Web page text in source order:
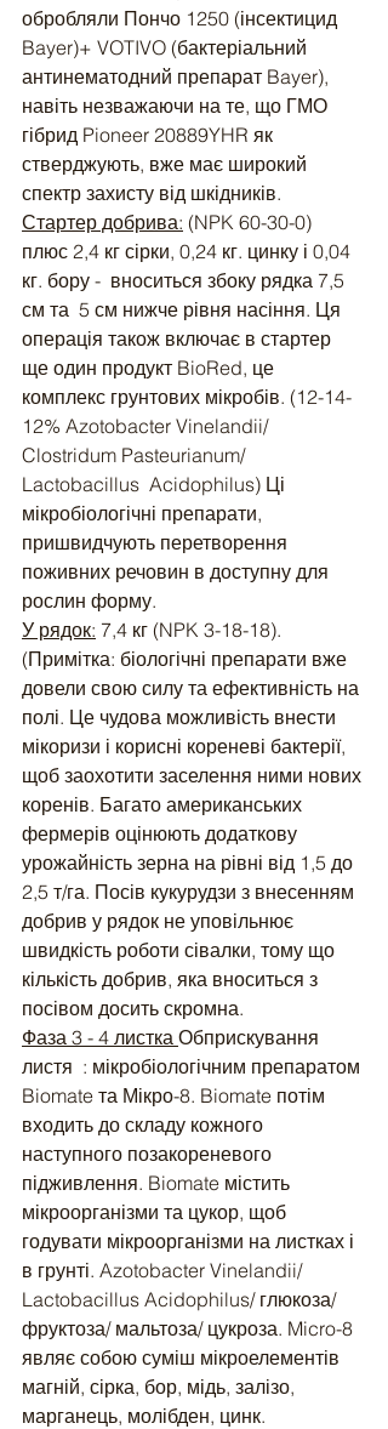
обробляли Пончо 1250 (інсектицид
Bayer)+ VOTIVO (бактеріальний
антинематодний препарат Bayer),
навіть незважаючи на те, що ГМО
гібрид Pioneer 20889YHR як
стверджують, вже має широкий
спектр захисту від шкідників.
Стартер добрива: (NPK 60-30-0)
плюс 2,4 кг сірки, 0,24 кг. цинку і 0,04
кг. бору -  вноситься збоку рядка 7,5
см та  5 см нижче рівня насіння. Ця
операція також включає в стартер
ще один продукт BioRed, це
комплекс грунтових мікробів. (12-14-
12% Azotobacter Vinelandii/
Clostridum Pasteurianum/
Lactobacillus  Acidophilus) Ці
мікробіологічні препарати,
пришвидчують перетворення
поживних речовин в доступну для
рослин форму.
У рядок: 7,4 кг (NPK 3-18-18).
(Примітка: біологічні препарати вже
довели свою силу та ефективність на
полі. Це чудова можливість внести
мікоризи і корисні кореневі бактерії,
щоб заохотити заселення ними нових
коренів. Багато американських
фермерів оцінюють додаткову
урожайність зерна на рівні від 1,5 до
2,5 т/га. Посів кукурудзи з внесенням
добрив у рядок не уповільнює
швидкість роботи сівалки, тому що
кількість добрив, яка вноситься з
посівом досить скромна.
Фаза 3 - 4 листка Обприскування
листя  : мікробіологічним препаратом
Biomate та Мікро-8. Biomate потім
входить до складу кожного
наступного позакореневого
підживлення. Biomate містить
мікроорганізми та цукор, щоб
годувати мікроорганізми на листках і
в грунті. Azotobacter Vinelandii/
Lactobacillus Acidophilus/ глюкоза/
фруктоза/ мальтоза/ цукроза. Micro-8
являє собою суміш мікроелементів
магній, сірка, бор, мідь, залізо,
марганець, молібден, цинк.